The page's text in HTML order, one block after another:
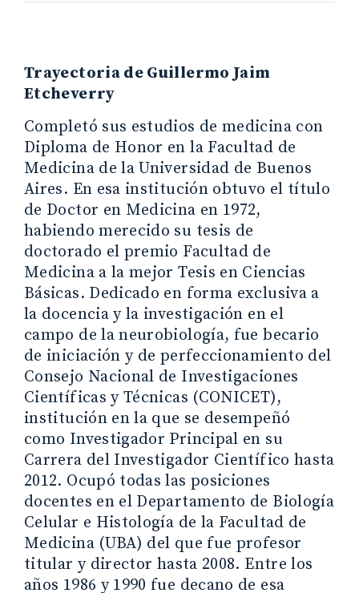
Trayectoria de Guillermo Jaim
Etcheverry
Completó sus estudios de medicina con
Diploma de Honor en la Facultad de
Medicina de la Universidad de Buenos
Aires. En esa institución obtuvo el título
de Doctor en Medicina en 1972,
habiendo merecido su tesis de
doctorado el premio Facultad de
Medicina a la mejor Tesis en Ciencias
Básicas. Dedicado en forma exclusiva a
la docencia y la investigación en el
campo de la neurobiología, fue becario
de iniciación y de perfeccionamiento del
Consejo Nacional de Investigaciones
Científicas y Técnicas (CONICET),
institución en la que se desempeñó
como Investigador Principal en su
Carrera del Investigador Científico hasta
2012. Ocupó todas las posiciones
docentes en el Departamento de Biología
Celular e Histología de la Facultad de
Medicina (UBA) del que fue profesor
titular y director hasta 2008. Entre los
años 1986 y 1990 fue decano de esa